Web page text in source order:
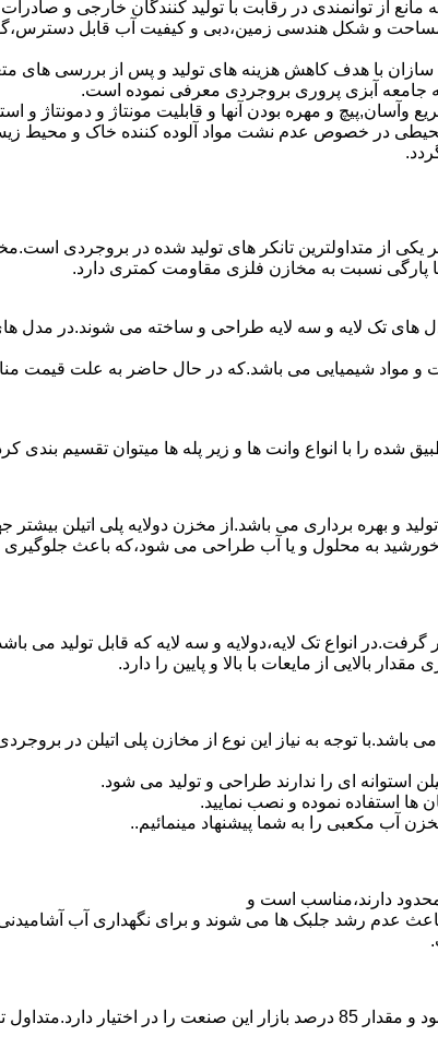
از توانمندی در رقابت با تولید کنندگان خارجی و
و شکل هندسی زمین،دبی و کیفیت آب قابل
با هدف کاهش هزینه های تولید و پس از بررسی های
جامعه آبزی پروری بروجردی معرفی نموده است.
و مهره بودن آنها و قابلیت مونتاژ و دمونتاژ و
در خصوص عدم نشت مواد آلوده کننده خاک و محیط
از متداولترین تانکر های تولید شده در بروجردی
پارگی نسبت به مخازن فلزی مقاومت کمتری دارد.
تک لایه و سه لایه طراحی و ساخته می شوند.در مدل
و مواد شیمیایی می باشد.که در حال حاضر به علت قیمت
را با انواع وانت ها و زیر پله ها میتوان تقسیم بندی
و بهره برداری می باشد.از مخزن دولایه پلی اتیلن
به محلول و یا آب طراحی می شود،که باعث جلوگیری
بالایی از مایعات با بالا و پایین را دارد.
تولیدی ایده نوآوران می باشد.با توجه به نیاز این نوع از مخازن پلی
استوانه ای را ندارند طراحی و تولید می شود.
ها استفاده نموده و نصب نمایید.
آب مکعبی را به شما پیشنهاد مینمائیم..
دارند،مناسب است و
عدم رشد جلبک ها می شوند و برای نگهداری آب
پلی اتیلن پرمصرف ترین ماده پلیمری که در صنعت قالب گیری دورانی از آن استفاده می شود و